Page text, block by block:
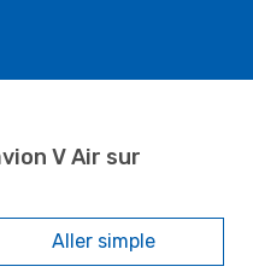
V Air sur
Aller simple